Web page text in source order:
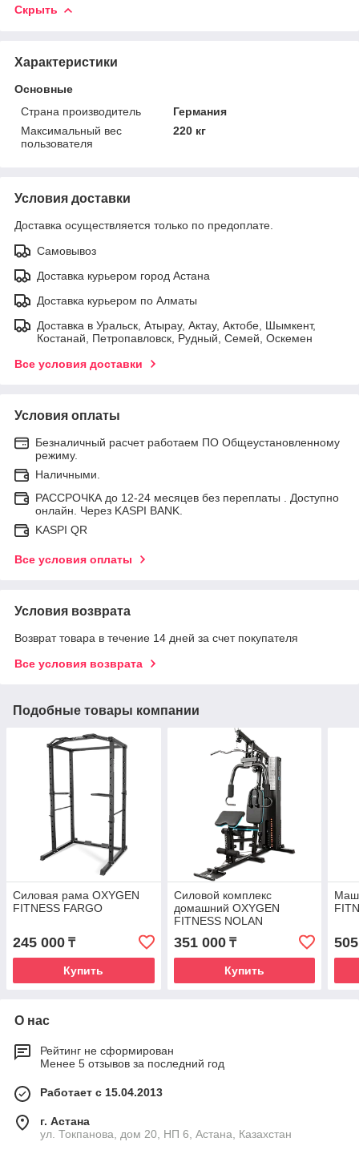
Скрыть
Характеристики
Основные
Страна производитель
Германия
Максимальный вес
пользователя
220 кг
Условия доставки
Доставка осуществляется только по предоплате.
Самовывоз
Доставка курьером город Астана
Доставка курьером по Алматы
Доставка в Уральск, Атырау, Актау, Актобе, Шымкент,
Костанай, Петропавловск, Рудный, Семей, Оскемен
Все условия доставки
Условия оплаты
Безналичный расчет работаем ПО Общеустановленному
режиму.
Наличными.
РАССРОЧКА до 12-24 месяцев без переплаты . Доступно
онлайн. Через KASPI BANK.
KASPI QR
Все условия оплаты
Условия возврата
Возврат товара в течение 14 дней за счет покупателя
Все условия возврата
Подобные товары компании
Силовая рама OXYGEN
FITNESS FARGO
245 000 ₸
Купить
Силовой комплекс
домашний OXYGEN
FITNESS NOLAN
351 000₸
Купить
О нас
Рейтинг не сформирован
Менее 5 отзывов за последний год
Работает с 15.04.2013
г. Астана
ул. Токпанова, дом 20, НП 6, Астана, Казахстан